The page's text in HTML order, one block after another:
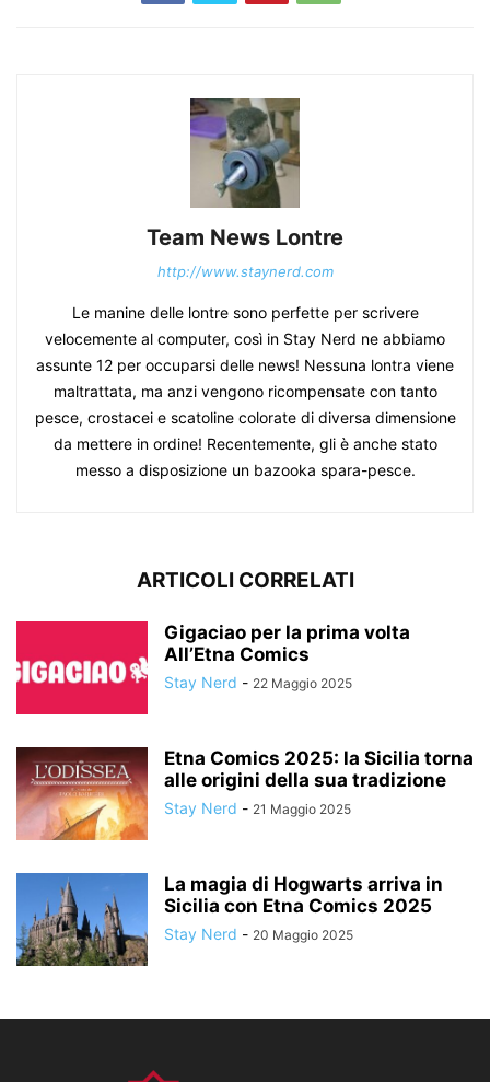
Team News Lontre
http://www.staynerd.com
Le manine delle lontre sono perfette per scrivere
velocemente al computer, così in Stay Nerd ne abbiamo
assunte 12 per occuparsi delle news! Nessuna lontra viene
maltrattata, ma anzi vengono ricompensate con tanto
pesce, crostacei e scatoline colorate di diversa dimensione
da mettere in ordine! Recentemente, gli è anche stato
messo a disposizione un bazooka spara-pesce.
ARTICOLI CORRELATI
Gigaciao per la prima volta
All’Etna Comics
Stay Nerd - 22 Maggio 2025
Etna Comics 2025: la Sicilia torna
alle origini della sua tradizione
Stay Nerd - 21 Maggio 2025
La magia di Hogwarts arriva in
Sicilia con Etna Comics 2025
Stay Nerd - 20 Maggio 2025